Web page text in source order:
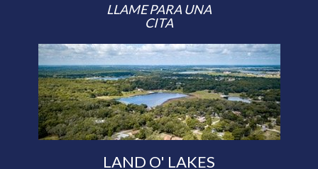
LLAME PARA UNA
CITA
LAND O' LAKES